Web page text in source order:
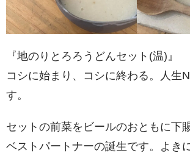
『地のりとろろうどんセット(温)』
コシに始まり、コシに終わる。人生
す。
セットの前菜をビールのおともに下
ベストパートナーの誕生です。よき